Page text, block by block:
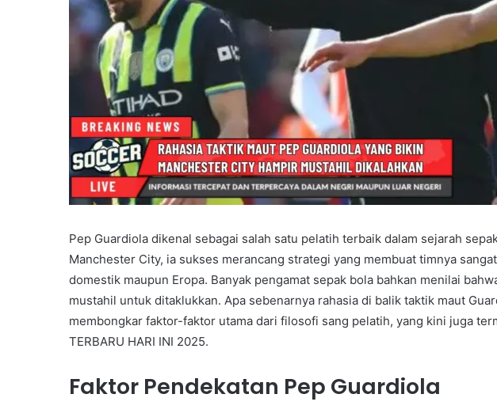
Pep Guardiola dikenal sebagai salah satu pelatih terbaik dalam sejarah
Manchester City, ia sukses merancang strategi yang membuat timnya
domestik maupun Eropa. Banyak pengamat sepak bola bahkan menilai
mustahil untuk ditaklukkan. Apa sebenarnya rahasia di balik taktik maut
membongkar faktor-faktor utama dari filosofi sang pelatih, yang kini juga
TERBARU HARI INI 2025.
Faktor Pendekatan Pep Guardiola